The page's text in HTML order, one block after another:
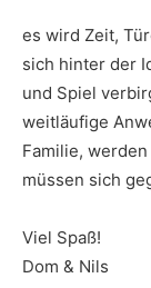
es wird Zeit,
sich hinter der
und Spiel
weitläufige
Familie,
müssen sich
Viel Spaß!
Dom & Nils